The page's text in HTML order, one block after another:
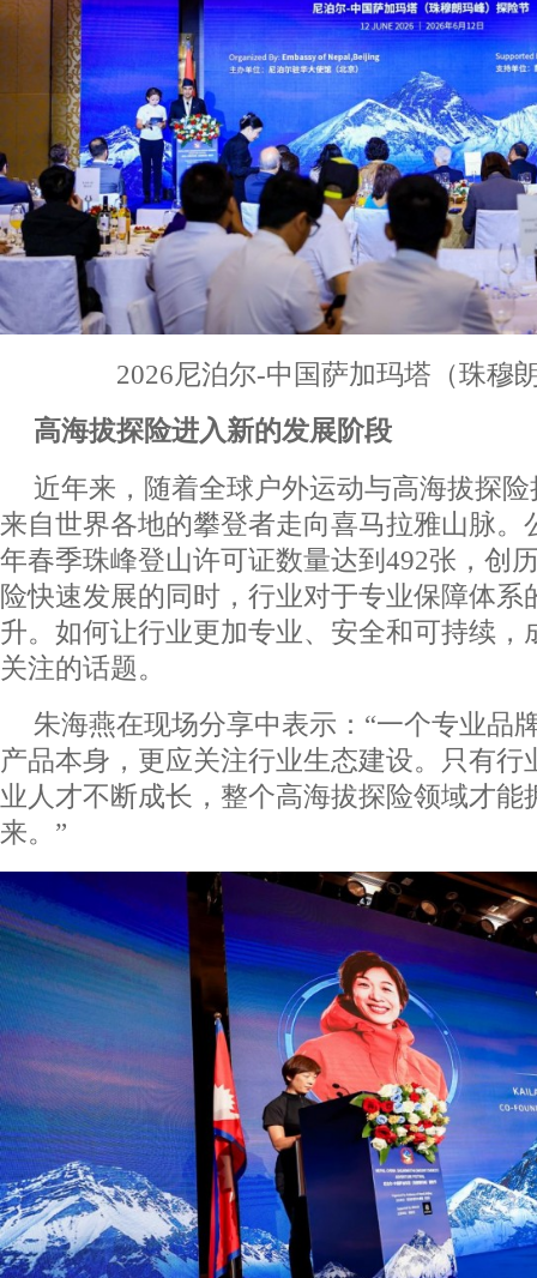
2026尼泊尔-中国萨加玛塔（珠穆
高海拔探险进入新的发展阶段
近年来，随着全球户外运动与高海拔探
来自世界各地的攀登者走向喜马拉雅山脉。
年春季珠峰登山许可证数量达到492张，创
险快速发展的同时，行业对于专业保障体系
升。如何让行业更加专业、安全和可持续，
关注的话题。
朱海燕在现场分享中表示：“一个专业品
产品本身，更应关注行业生态建设。只有行
业人才不断成长，整个高海拔探险领域才能
来。”